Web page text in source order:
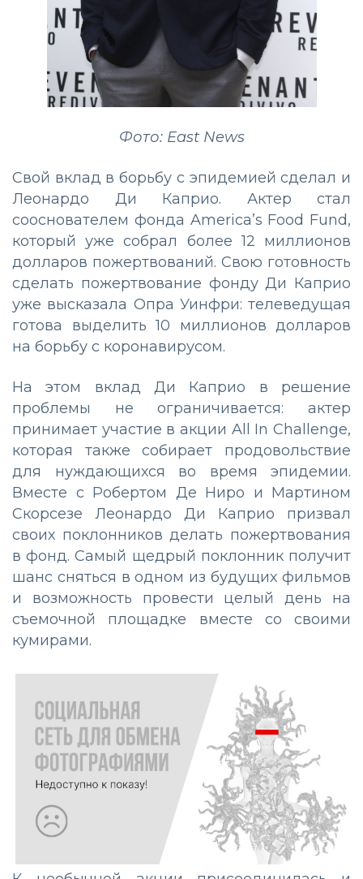
Фото: East News
Свой вклад в борьбу с эпидемией сделал и
Леонардо Ди Каприо. Актер стал
сооснователем фонда America’s Food Fund,
который уже собрал более 12 миллионов
долларов пожертвований. Свою готовность
сделать пожертвование фонду Ди Каприо
уже высказала Опра Уинфри: телеведущая
готова выделить 10 миллионов долларов
на борьбу с коронавирусом.
На этом вклад Ди Каприо в решение
проблемы не ограничивается: актер
принимает участие в акции All In Challenge,
которая также собирает продовольствие
для нуждающихся во время эпидемии.
Вместе с Робертом Де Ниро и Мартином
Скорсезе Леонардо Ди Каприо призвал
своих поклонников делать пожертвования
в фонд. Самый щедрый поклонник получит
шанс сняться в одном из будущих фильмов
и возможность провести целый день на
съемочной площадке вместе со своими
кумирами.